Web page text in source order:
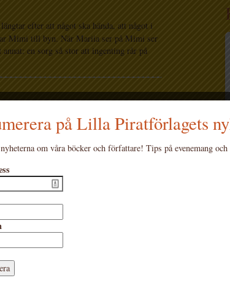
efter att något ska hända, att något i
Mimi till byn. När Mariia ser på Mimi ser
en sorg så stor att ingenting rår på
på världen, livet, allt och alla – inklusive
av kriget och han har inga
poolen. Dante som läser dikter, målar,
på Lilla Piratförlagets
om våra böcker och författare! Tips på evenemang